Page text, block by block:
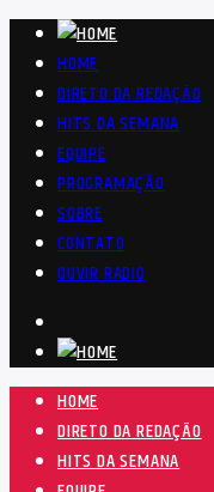
HOME
DIRETO DA REDAÇÃO
HITS DA SEMANA
EQUIPE
PROGRAMAÇÃO
SOBRE
CONTATO
OUVIR RÁDIO
HOME
DIRETO DA REDAÇÃO
HITS DA SEMANA